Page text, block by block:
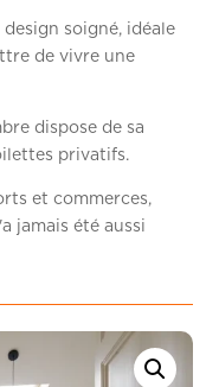
soigné, idéale
de vivre une
dispose de sa
privatifs.
et commerces,
jamais été aussi